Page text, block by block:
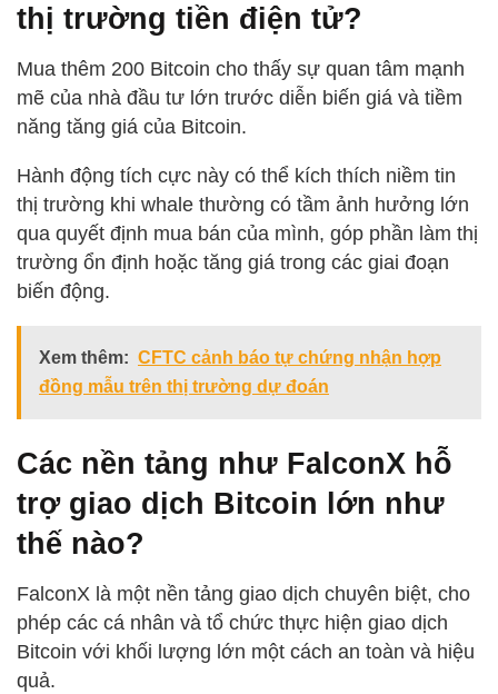
thị trường tiền điện tử?
Mua thêm 200 Bitcoin cho thấy sự quan tâm mạnh
mẽ của nhà đầu tư lớn trước diễn biến giá và tiềm
năng tăng giá của Bitcoin.
Hành động tích cực này có thể kích thích niềm tin
thị trường khi whale thường có tầm ảnh hưởng lớn
qua quyết định mua bán của mình, góp phần làm thị
trường ổn định hoặc tăng giá trong các giai đoạn
biến động.
Xem thêm: CFTC cảnh báo tự chứng nhận hợp
đồng mẫu trên thị trường dự đoán
Các nền tảng như FalconX hỗ
trợ giao dịch Bitcoin lớn như
thế nào?
FalconX là một nền tảng giao dịch chuyên biệt, cho
phép các cá nhân và tổ chức thực hiện giao dịch
Bitcoin với khối lượng lớn một cách an toàn và hiệu
quả.